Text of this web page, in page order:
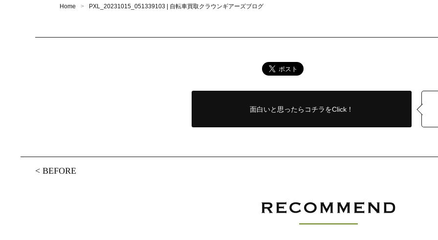
Home PXL_20231015_051339103 | 自転車買取クラウンギアーズブログ
面白いと思ったら コチラをClick！
<BEFORE